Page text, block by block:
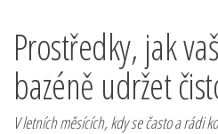
Prostředky, jak
bazéně udržet
V letních měsících, kdy se často a rádi